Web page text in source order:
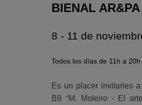
BIENAL AR&PA
8 - 11 de
Todos los días de 11h a 20h
Es un placer invitarles
B9 “M. Moleiro - El